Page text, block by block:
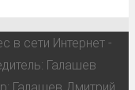
в сети Интернет -
Галашев